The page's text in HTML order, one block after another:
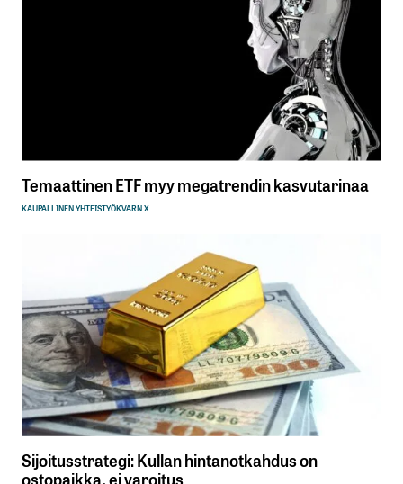
Temaattinen ETF myy megatrendin kasvutarinaa
KAUPALLINEN YHTEISTYÖKVARN X
Sijoitusstrategi: Kullan hintanotkahdus on
ostopaikka, ei varoitus